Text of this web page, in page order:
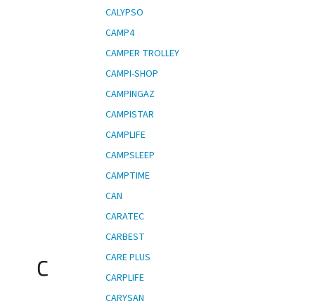
C
CALYPSO
CAMP4
CAMPER TROLLEY
CAMPI-SHOP
CAMPINGAZ
CAMPISTAR
CAMPLIFE
CAMPSLEEP
CAMPTIME
CAN
CARATEC
CARBEST
CARE PLUS
CARPLIFE
CARYSAN